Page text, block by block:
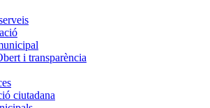
i transparència
ciutadana